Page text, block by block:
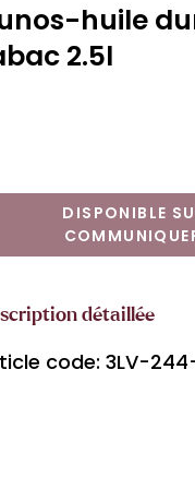
huile
2.5l
DISPONIBLE
détaillée
code: 3LV-